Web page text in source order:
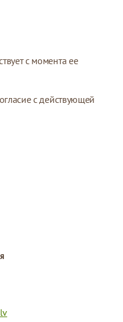
с момента ее
с действующей